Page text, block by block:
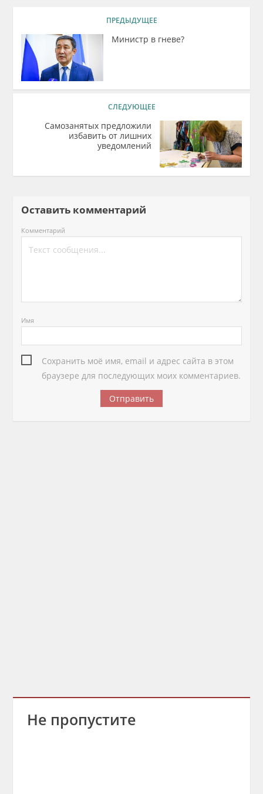
ПРЕДЫДУЩЕЕ
Министр в гневе?
СЛЕДУЮЩЕЕ
Самозанятых предложили
избавить от лишних
уведомлений
Оставить комментарий
Комментарий
Имя
Сохранить моё имя, email и адрес сайта в этом
браузере для последующих моих комментариев.
Не пропустите